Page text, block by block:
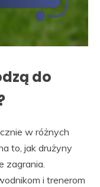
do
w różnych
to, jak drużyny
zagrania.
i trenerom